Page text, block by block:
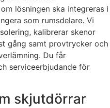
lösningen ska integreras i
som rumsdelare. Vi
kalibrerar skenor
gång samt provtrycker och
Du får
serviceerbjudande för
skjutdörrar